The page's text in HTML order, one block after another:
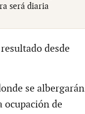
será diaria
desde
se albergarán
de